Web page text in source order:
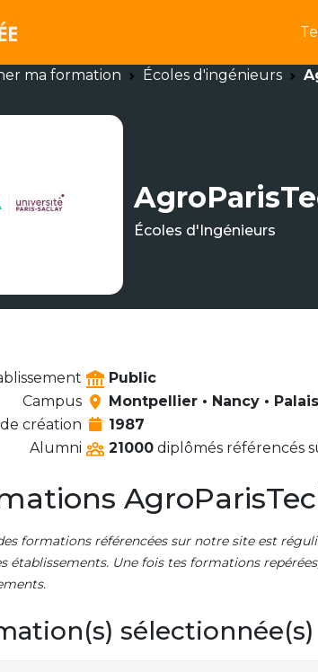
ma formation Écoles d'ingénieurs
Écoles d'Ingénieurs
Public
Campus
Montpellier • Nancy •
création
1987
Alumni
21000 diplômés référencés
formations référencées sur notre site est
établissements. Une fois tes formations
sélectionnée(s)